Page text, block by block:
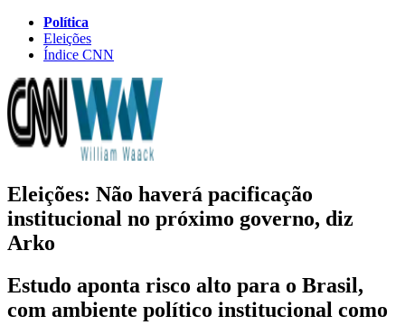
Política
Eleições
Índice CNN
Eleições: Não haverá pacificação
institucional no próximo governo, diz
Arko
Estudo aponta risco alto para o Brasil,
com ambiente político institucional como